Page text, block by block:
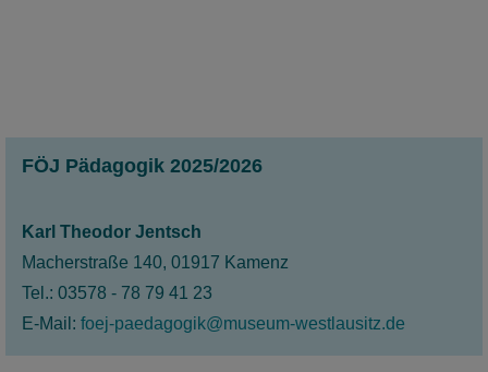
Murmelbahn-Mitspielausstellung
mehr
FÖJ Pädagogik 2025/2026
Karl Theodor Jentsch
Macherstraße 140, 01917 Kamenz
Tel.: 03578 - 78 79 41 23
E-Mail: foej-paedagogik@museum-westlausitz.de